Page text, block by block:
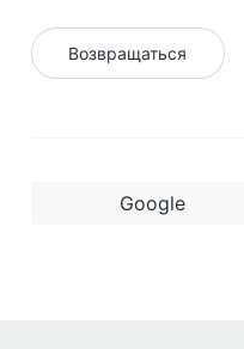
Возвращаться
Google